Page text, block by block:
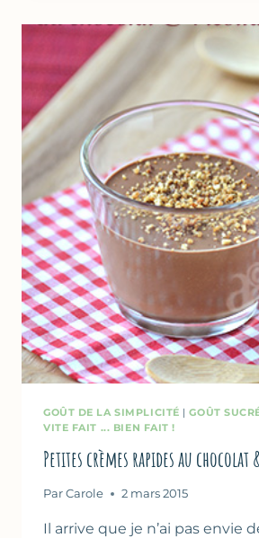
PAIN
AUSTRALIEN
GOÛT DE LA SIMPLICITÉ |GOÛT
VITE FAIT ... BIEN FAIT !
Petites crèmes rapides au
Par Carole 2 mars 2015
Il arrive que je n’ai pas envie